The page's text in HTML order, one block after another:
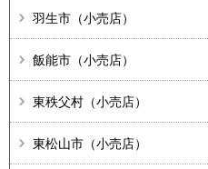
羽生市（小売店）
飯能市（小売店）
東秩父村（小売店）
東松山市（小売店）